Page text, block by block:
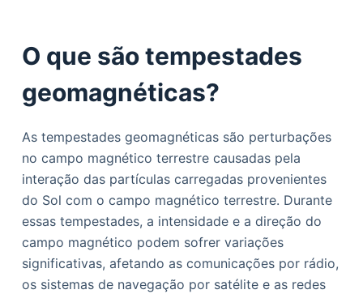
O que são tempestades
geomagnéticas?
As tempestades geomagnéticas são perturbações
no campo magnético terrestre causadas pela
interação das partículas carregadas provenientes
do Sol com o campo magnético terrestre. Durante
essas tempestades, a intensidade e a direção do
campo magnético podem sofrer variações
significativas, afetando as comunicações por rádio,
os sistemas de navegação por satélite e as redes